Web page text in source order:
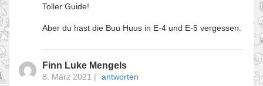
Toller Guide!
Aber du hast die Buu Huus in E-4 und E-5 vergessen.
Finn Luke Mengels
8. März 2021 |
antworten